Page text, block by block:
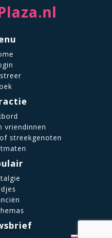
vriendinnen
streekgenoten